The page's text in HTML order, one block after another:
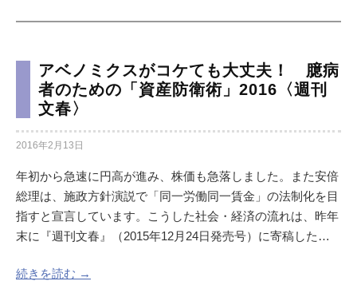
アベノミクスがコケても大丈夫！ 臆病
者のための「資産防衛術」2016〈週刊
文春〉
2016年2月13日
年初から急速に円高が進み、株価も急落しました。また安倍
総理は、施政方針演説で「同一労働同一賃金」の法制化を目
指すと宣言しています。こうした社会・経済の流れは、昨年
末に『週刊文春』（2015年12月24日発売号）に寄稿した…
続きを読む →